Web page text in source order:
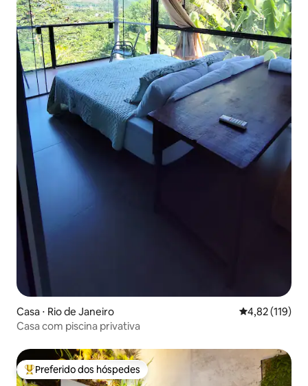
Casa ⋅ Rio de Janeiro 4,82 de uma
4,82 (119)
Casa com piscina privativa
Entre os melhores preferidos dos hóspedes
Preferido dos hóspedes